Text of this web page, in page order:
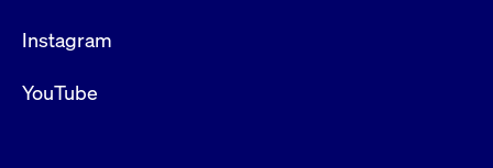
Instagram
YouTube